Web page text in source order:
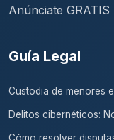
Anúnciate GRATIS
Guía Legal
Custodia de menores
Delitos cibernéticos: